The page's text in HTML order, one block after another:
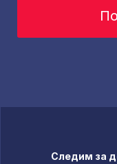
Следим за